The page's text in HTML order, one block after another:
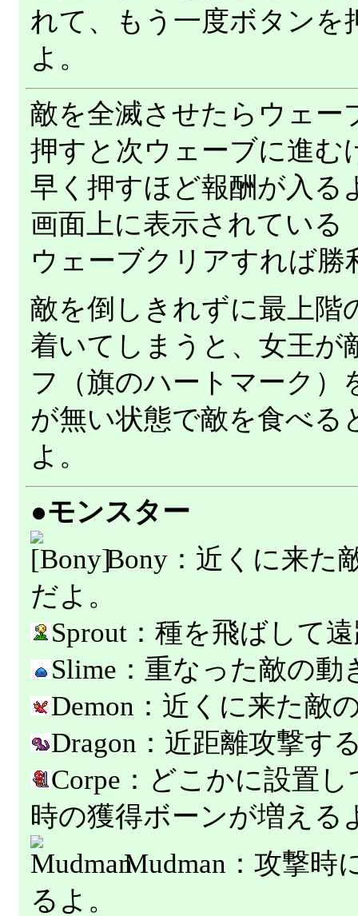
れて、もう一度ボタンを
よ。
敵を全滅させたらウェー
押すと次ウェーブに進む
早く押すほど報酬が入る
画面上に表示されている
ウェーブクリアすれば勝
敵を倒しきれずに最上階
着いてしまうと、女王が
フ（旗のハートマーク）
が無い状態で敵を食べる
よ。
●モンスター
Bony：近くに来た
だよ。
Sprout：種を飛ばして
Slime：重なった敵の
Demon：近くに来た敵
Dragon：近距離攻撃す
Corpe：どこかに設置
時の獲得ボーンが増える
Mudman：攻撃時
るよ。